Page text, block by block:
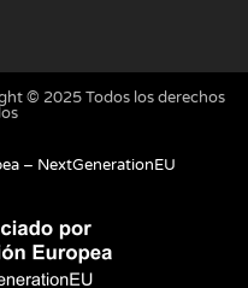
© 2025 Todos los derechos
– NextGenerationEU